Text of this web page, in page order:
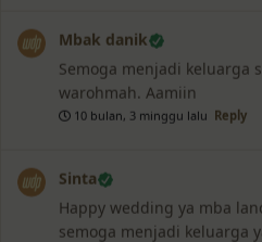
Mbak danik
Semoga menjadi keluarga
warohmah. Aamiin
10 bulan, 3 minggu lalu Reply
Sinta
Happy wedding ya mba
semoga menjadi keluarga
❅